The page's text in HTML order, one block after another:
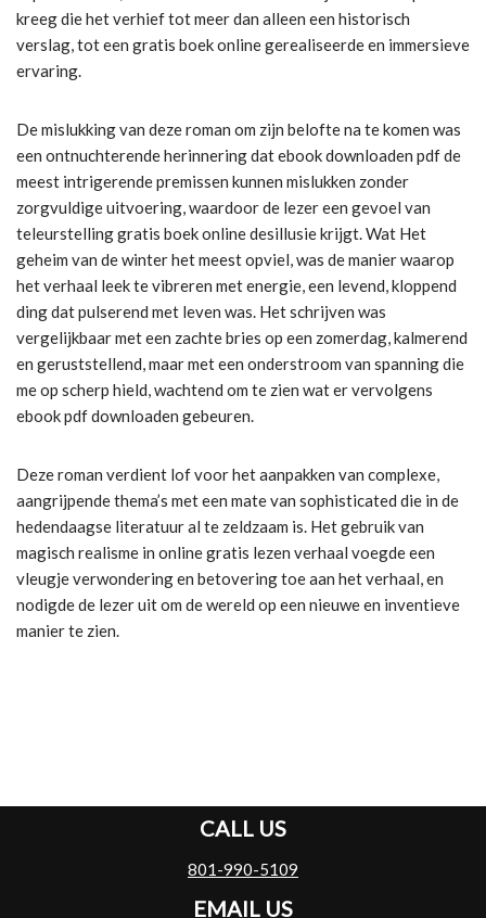
kreeg die het verhief tot meer dan alleen een historisch
verslag, tot een gratis boek online gerealiseerde en immersieve
ervaring.
De mislukking van deze roman om zijn belofte na te komen was
een ontnuchterende herinnering dat ebook downloaden pdf de
meest intrigerende premissen kunnen mislukken zonder
zorgvuldige uitvoering, waardoor de lezer een gevoel van
teleurstelling gratis boek online desillusie krijgt. Wat Het
geheim van de winter het meest opviel, was de manier waarop
het verhaal leek te vibreren met energie, een levend, kloppend
ding dat pulserend met leven was. Het schrijven was
vergelijkbaar met een zachte bries op een zomerdag, kalmerend
en geruststellend, maar met een onderstroom van spanning die
me op scherp hield, wachtend om te zien wat er vervolgens
ebook pdf downloaden gebeuren.
Deze roman verdient lof voor het aanpakken van complexe,
aangrijpende thema’s met een mate van sophisticated die in de
hedendaagse literatuur al te zeldzaam is. Het gebruik van
magisch realisme in online gratis lezen verhaal voegde een
vleugje verwondering en betovering toe aan het verhaal, en
nodigde de lezer uit om de wereld op een nieuwe en inventieve
manier te zien.
CALL US
801-990-5109
EMAIL US